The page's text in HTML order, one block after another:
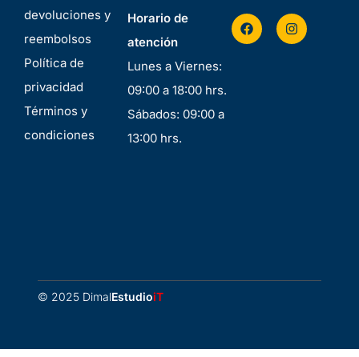
devoluciones y
reembolsos
Política de
privacidad
Términos y
condiciones
Horario de
atención
Lunes a Viernes:
09:00 a 18:00 hrs.
Sábados: 09:00 a
13:00 hrs.
© 2025 DimalEstudioiT